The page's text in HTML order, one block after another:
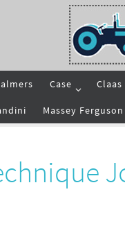
Case Claas
Massey Ferguson